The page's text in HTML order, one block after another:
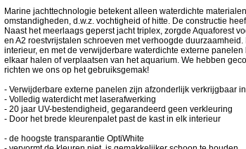
eisen
voldoen.
Het
het
resultaat
een
vruchtbare
samenwerking
tussen
beste
Marine jachttechnologie betekent alleen waterdichte
omstandigheden, d.w.z. vochtigheid of hitte. De constructie
Naast het meerlaags geperst jacht triplex, zorgde Aquaforest
en A2 roestvrijstalen schroeven met verhoogde
interieur, en met de verwijderbare waterdichte externe
elkaar halen of verplaatsen van het aquarium. We hebben
richten we ons op het gebruiksgemak!
- Verwijderbare externe panelen zijn afzonderlijk verkrijgbaar
- Volledig waterdicht met laserafwerking
- 20 jaar UV-bestendigheid, gegarandeerd geen verkleuring
- Door het brede kleurenpalet past de kast in elk interieur
- de hoogste transparantie OptiWhite